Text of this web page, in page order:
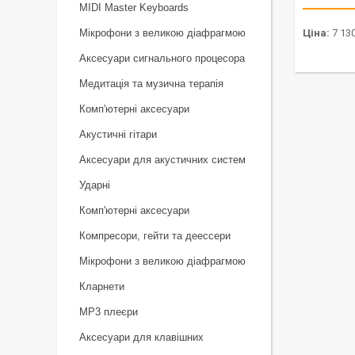
Ціна: 7
MIDI Master Keyboards
Мікрофони з великою діафрагмою
Аксесуари сигнального процесора
Медитація та музична терапія
Комп'ютерні аксесуари
Акустичні гітари
Аксесуари для акустичних систем
Ударні
Комп'ютерні аксесуари
Компресори, гейти та деессери
Мікрофони з великою діафрагмою
Кларнети
MP3 плеєри
Аксесуари для клавішних